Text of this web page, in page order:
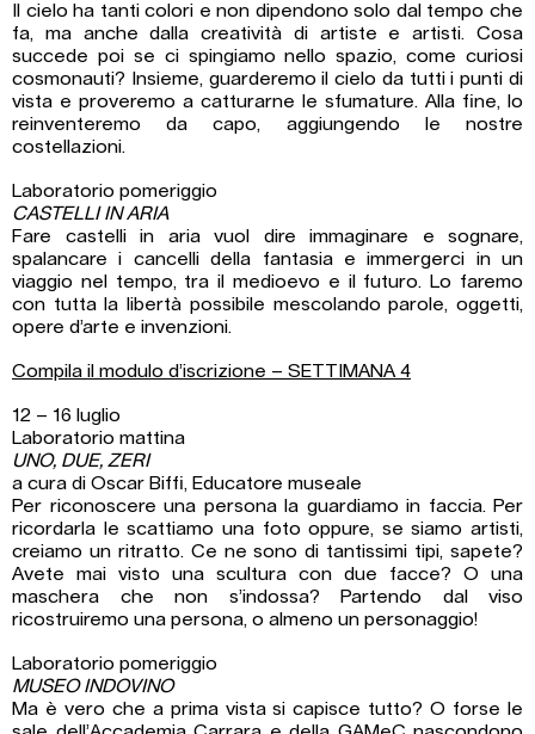
Il cielo ha tanti colori e non dipendono solo dal tempo che
fa, ma anche dalla creatività di artiste e artisti. Cosa
succede poi se ci spingiamo nello spazio, come curiosi
cosmonauti? Insieme, guarderemo il cielo da tutti i punti di
vista e proveremo a catturarne le sfumature. Alla fine, lo
reinventeremo da capo, aggiungendo le nostre
costellazioni.
Laboratorio pomeriggio
CASTELLI IN ARIA
Fare castelli in aria vuol dire immaginare e sognare,
spalancare i cancelli della fantasia e immergerci in un
viaggio nel tempo, tra il medioevo e il futuro. Lo faremo
con tutta la libertà possibile mescolando parole, oggetti,
opere d’arte e invenzioni.
Compila il modulo d’iscrizione – SETTIMANA 4
12 – 16 luglio
Laboratorio mattina
UNO, DUE, ZERI
a cura di Oscar Biffi, Educatore museale
Per riconoscere una persona la guardiamo in faccia. Per
ricordarla le scattiamo una foto oppure, se siamo artisti,
creiamo un ritratto. Ce ne sono di tantissimi tipi, sapete?
Avete mai visto una scultura con due facce? O una
maschera che non s’indossa? Partendo dal viso
ricostruiremo una persona, o almeno un personaggio!
Laboratorio pomeriggio
MUSEO INDOVINO
Ma è vero che a prima vista si capisce tutto? O forse le